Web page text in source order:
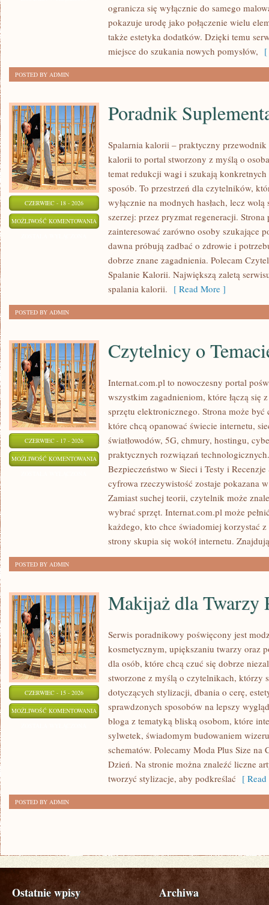
PRZYGOTOWANIE
SKÓRY
ogranicza się wyłącznie do samego
pokazuje urodę jako połączenie wielu
także estetyka dodatków. Dzięki temu
miejsce do szukania nowych pomysłów, [
POSTED BY ADMIN
CZERWIEC - 18 - 2026
MOŻLIWOŚĆ KOMENTOWANIA PORADNIK
SUPLEMENTACYJNY
Poradnik
Spalarnia kalorii – praktyczny
kalorii to portal stworzony z myślą o
temat redukcji wagi i szukają
sposób. To przestrzeń dla czytelników,
wyłącznie na modnych hasłach, lecz
szerzej: przez pryzmat regeneracji.
zainteresować zarówno osoby szukające
dawna próbują zadbać o zdrowie i
dobrze znane zagadnienia. Polecam
Spalanie Kalorii. Największą zaletą
spalania kalorii. [ Read More ]
POSTED BY ADMIN
CZERWIEC - 17 - 2026
MOŻLIWOŚĆ KOMENTOWANIA CZYTELNICY
TEMACIE
Czytelnicy o
Internat.com.pl to nowoczesny portal
wszystkim zagadnieniom, które łączą się
sprzętu elektronicznego. Strona może
które chcą opanować świecie internetu,
światłowodów, 5G, chmury, hostingu,
praktycznych rozwiązań
Bezpieczeństwo w Sieci i Testy i
cyfrowa rzeczywistość zostaje pokazana
Zamiast suchej teorii, czytelnik może
wybrać sprzęt. Internat.com.pl może
każdego, kto chce świadomiej korzystać
strony skupia się wokół internetu.
POSTED BY ADMIN
CZERWIEC - 15 - 2026
MOŻLIWOŚĆ KOMENTOWANIA MAKIJAŻ
TWARZY
PLUS
SIZE
Makijaż dla Twarzy
Serwis poradnikowy poświęcony jest
kosmetycznym, upiększaniu twarzy oraz
dla osób, które chcą czuć się dobrze
stworzone z myślą o czytelnikach, którzy
dotyczących stylizacji, dbania o cerę,
sprawdzonych sposobów na lepszy
bloga z tematyką bliską osobom, które
sylwetek, świadomym budowaniem
schematów. Polecamy Moda Plus Size na
Dzień. Na stronie można znaleźć liczne
tworzyć stylizacje, aby podkreślać [
POSTED BY ADMIN
Ostatnie wpisy Archiwa